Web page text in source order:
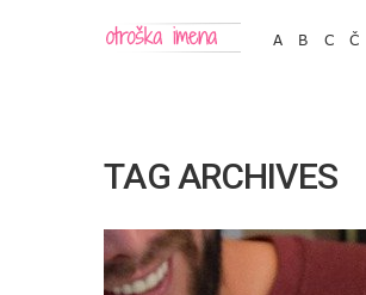
A B C Č
TAG ARCHIVES